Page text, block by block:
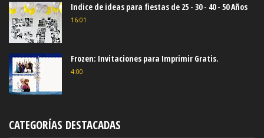
Indice de ideas para fiestas de 25 - 30 - 40 - 50 Años
16:01
Frozen: Invitaciones para Imprimir Gratis.
4:00
CATEGORÍAS DESTACADAS